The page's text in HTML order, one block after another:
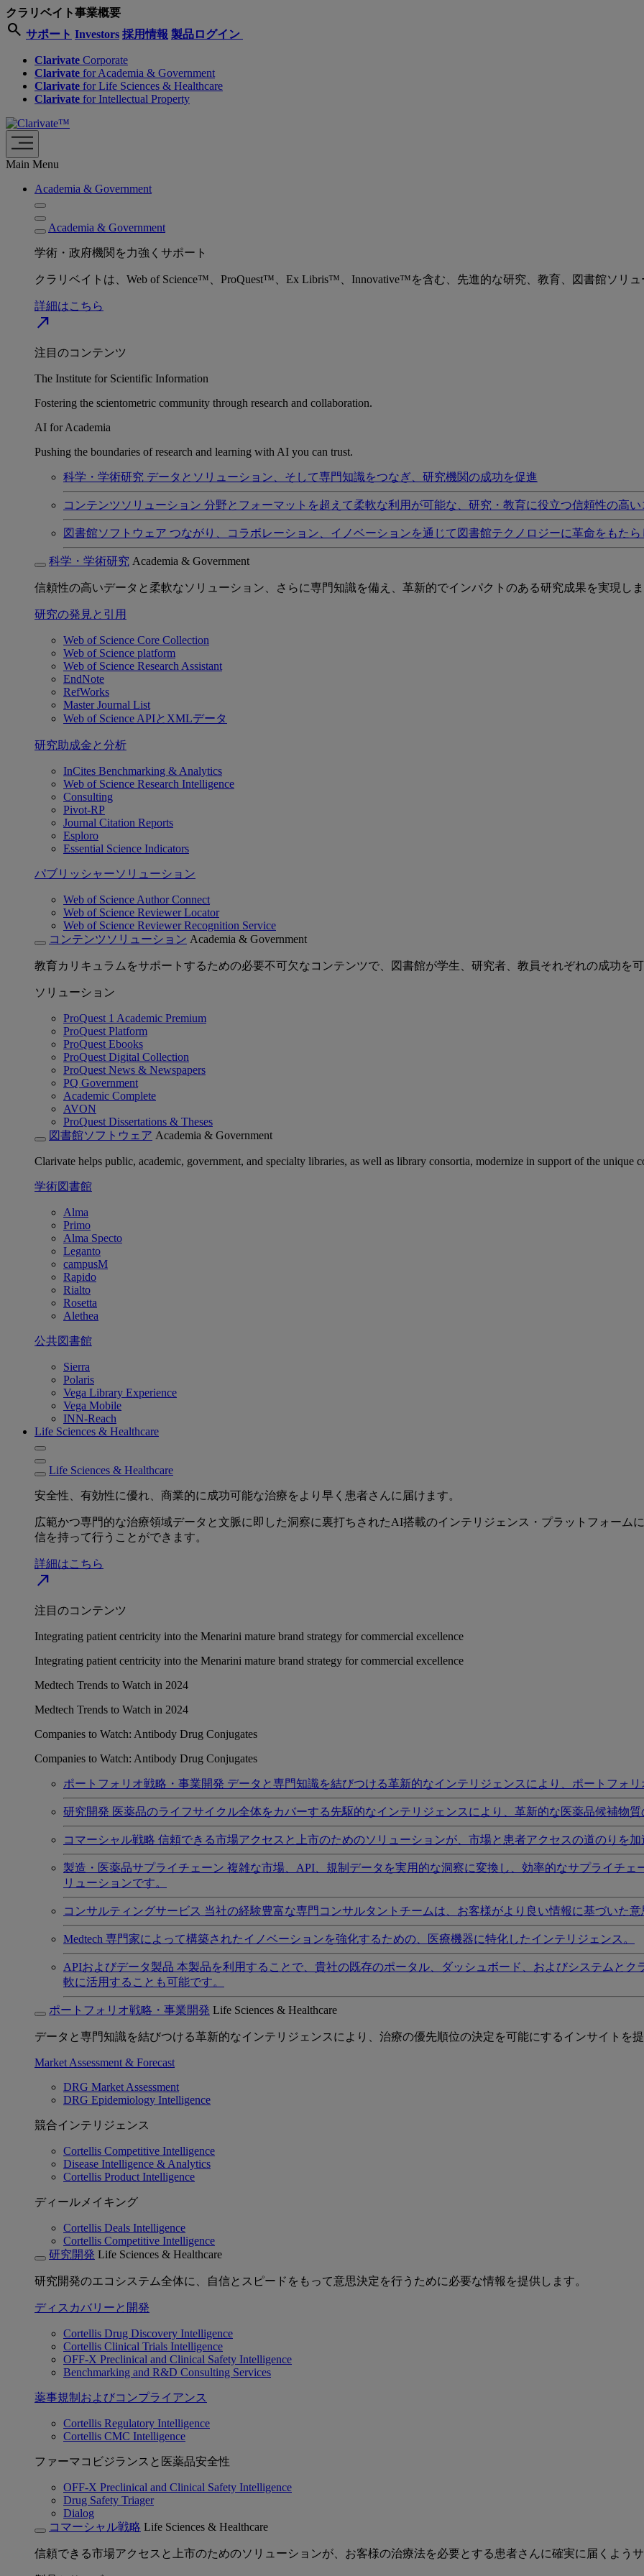
クラリベイト事業概要
search サポート Investors 採用情報 製品ログイン
Clarivate Corporate
Clarivate for Academia & Government
Clarivate for Life Sciences & Healthcare
Clarivate for Intellectual Property
Main Menu
Academia & Government
Academia & Government
学術・政府機関を力強くサポート
クラリベイトは、Web of Science™、ProQuest™、Ex Libris™、Innovative™を含む、先進的な研究、教育、図書館ソリュ
詳細はこちら
north_east
注目のコンテンツ
The Institute for Scientific Information
Fostering the scientometric community through research and collaboration.
AI for Academia
Pushing the boundaries of research and learning with AI you can trust.
科学・学術研究 データとソリューション、そして専門知識をつなぎ、研究機関の成功を促進
コンテンツソリューション 分野とフォーマットを超えて柔軟な利用が可能な、研究・教育に役立つ信頼性の高い
図書館ソフトウェア つながり、コラボレーション、イノベーションを通じて図書館テクノロジーに革命をもたら
科学・学術研究 Academia & Government
信頼性の高いデータと柔軟なソリューション、さらに専門知識を備え、革新的でインパクトのある研究成果を実現しま
研究の発見と引用
Web of Science Core Collection
Web of Science platform
Web of Science Research Assistant
EndNote
RefWorks
Master Journal List
Web of Science APIとXMLデータ
研究助成金と分析
InCites Benchmarking & Analytics
Web of Science Research Intelligence
Consulting
Pivot-RP
Journal Citation Reports
Esploro
Essential Science Indicators
パブリッシャーソリューション
Web of Science Author Connect
Web of Science Reviewer Locator
Web of Science Reviewer Recognition Service
コンテンツソリューション Academia & Government
教育カリキュラムをサポートするための必要不可欠なコンテンツで、図書館が学生、研究者、教員それぞれの成功を
ソリューション
ProQuest 1 Academic Premium
ProQuest Platform
ProQuest Ebooks
ProQuest Digital Collection
ProQuest News & Newspapers
PQ Government
Academic Complete
AVON
ProQuest Dissertations & Theses
図書館ソフトウェア Academia & Government
Clarivate helps public, academic, government, and specialty libraries, as well as library consortia, modernize in support of the unique
学術図書館
Alma
Primo
Alma Specto
Leganto
campusM
Rapido
Rialto
Rosetta
Alethea
公共図書館
Sierra
Polaris
Vega Library Experience
Vega Mobile
INN-Reach
Life Sciences & Healthcare
Life Sciences & Healthcare
安全性、有効性に優れ、商業的に成功可能な治療をより早く患者さんに届けます。
広範かつ専門的な治療領域データと文脈に即した洞察に裏打ちされたAI搭載のインテリジェンス・プラットフォーム
信を持って行うことができます。
詳細はこちら
north_east
注目のコンテンツ
Integrating patient centricity into the Menarini mature brand strategy for commercial excellence
Integrating patient centricity into the Menarini mature brand strategy for commercial excellence
Medtech Trends to Watch in 2024
Medtech Trends to Watch in 2024
Companies to Watch: Antibody Drug Conjugates
Companies to Watch: Antibody Drug Conjugates
ポートフォリオ戦略・事業開発 データと専門知識を結びつける革新的なインテリジェンスにより、ポートフォリ
研究開発 医薬品のライフサイクル全体をカバーする先駆的なインテリジェンスにより、革新的な医薬品候補物
コマーシャル戦略 信頼できる市場アクセスと上市のためのソリューションが、市場と患者アクセスの道のりを加
製造・医薬品サプライチェーン 複雑な市場、API、規制データを実用的な洞察に変換し、効率的なサプライチ
リューションです。
コンサルティングサービス 当社の経験豊富な専門コンサルタントチームは、お客様がより良い情報に基づいた意
Medtech 専門家によって構築されたイノベーションを強化するための、医療機器に特化したインテリジェンス。
APIおよびデータ製品 本製品を利用することで、貴社の既存のポータル、ダッシュボード、およびシステムと
軟に活用することも可能です。
ポートフォリオ戦略・事業開発 Life Sciences & Healthcare
データと専門知識を結びつける革新的なインテリジェンスにより、治療の優先順位の決定を可能にするインサイトを提
Market Assessment & Forecast
DRG Market Assessment
DRG Epidemiology Intelligence
競合インテリジェンス
Cortellis Competitive Intelligence
Disease Intelligence & Analytics
Cortellis Product Intelligence
ディールメイキング
Cortellis Deals Intelligence
Cortellis Competitive Intelligence
研究開発 Life Sciences & Healthcare
研究開発のエコシステム全体に、自信とスピードをもって意思決定を行うために必要な情報を提供します。
ディスカバリーと開発
Cortellis Drug Discovery Intelligence
Cortellis Clinical Trials Intelligence
OFF-X Preclinical and Clinical Safety Intelligence
Benchmarking and R&D Consulting Services
薬事規制およびコンプライアンス
Cortellis Regulatory Intelligence
Cortellis CMC Intelligence
ファーマコビジランスと医薬品安全性
OFF-X Preclinical and Clinical Safety Intelligence
Drug Safety Triager
Dialog
コマーシャル戦略 Life Sciences & Healthcare
信頼できる市場アクセスと上市のためのソリューションが、お客様の治療法を必要とする患者さんに確実に届くようサ